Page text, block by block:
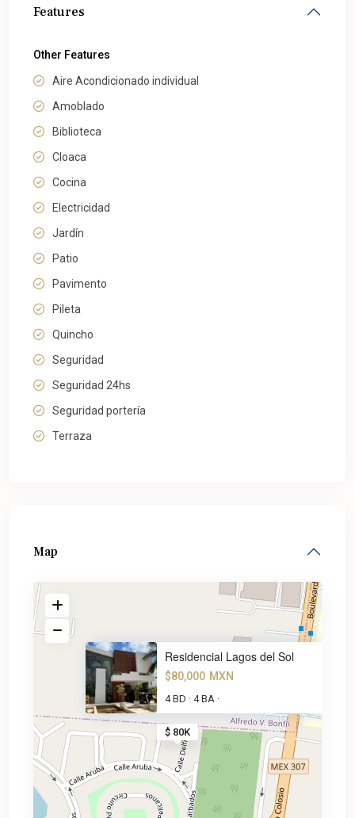
Features
Other Features
Aire Acondicionado individual
Amoblado
Biblioteca
Cloaca
Cocina
Electricidad
Jardín
Patio
Pavimento
Pileta
Quincho
Seguridad
Seguridad 24hs
Seguridad portería
Terraza
Map
$ 80K
Residencial Lagos del Sol
$80,000 MXN
4 BD · 4 BA ·